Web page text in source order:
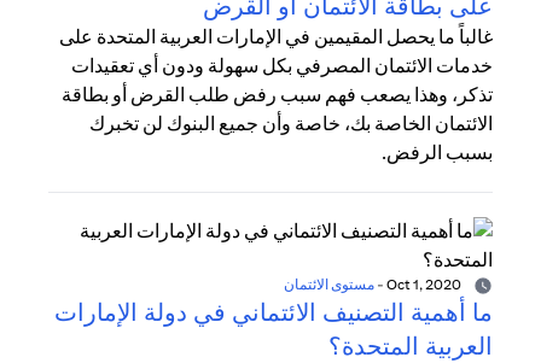
غالباً ما يحصل المقيمين في الإمارات العربية المتحدة على
خدمات الائتمان المصرفي بكل سهولة ودون أي تعقيدات
تذكر، وهذا يصعب فهم سبب رفض طلب القرض أو بطاقة
الائتمان الخاصة بك، خاصة وأن جميع البنوك لن تخبرك
بسبب الرفض.
- مستوى الائتمان
ما أهمية التصنيف الائتماني في دولة الإمارات
العربية المتحدة؟